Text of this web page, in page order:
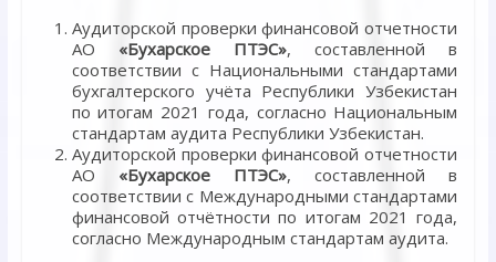
Аудиторской проверки финансовой отчетности
АО «Бухарское ПТЭС», составленной в
соответствии с Национальными стандартами
бухгалтерского учёта Республики Узбекистан
по итогам 2021 года, согласно Национальным
стандартам аудита Республики Узбекистан.
Аудиторской проверки финансовой отчетности
АО «Бухарское ПТЭС», составленной в
соответствии с Международными стандартами
финансовой отчётности по итогам 2021 года,
согласно Международным стандартам аудита.